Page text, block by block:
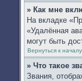
» Как мне
На вкладке
«Удалённая
могут быть
Вернуться к началу
» Что такое
Звания,